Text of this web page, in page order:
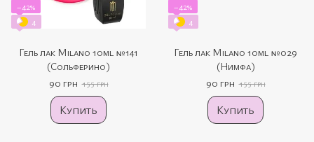
−42%
4
Гель лак Milano 10ml №141
(Сольферино)
90 грн 155 грн
Купить
−42%
4
Гель лак Milano 10ml №029
(Нимфа)
90 грн 155 грн
Купить